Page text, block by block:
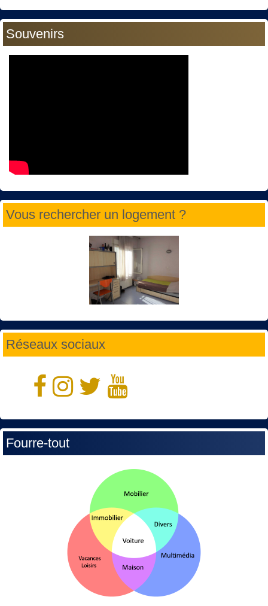
Souvenirs
Vous rechercher un logement ?
Réseaux sociaux
Fourre-tout